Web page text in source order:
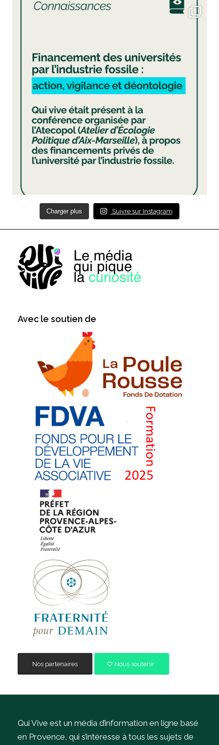
Charger plus Suivre sur Instagram
Avec le soutien de
Nos partenaires Nous soutenir
Qui Vive est un média d’information en ligne basé
en Provence, qui s’intéresse à tous les sujets de